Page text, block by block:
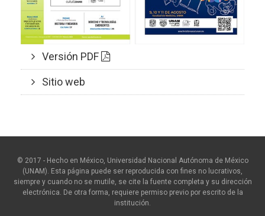
Versión PDF
Sitio web
© 2017 - Hecho en México, Universidad Nacional Autónoma de México
(UNAM). Esta página puede ser reproducida con fines no lucrativos,
siempre y cuando no se mutile, se cite la fuente completa y su dirección
electrónica. De otra forma, requiere permiso previo por escrito de la
institución.